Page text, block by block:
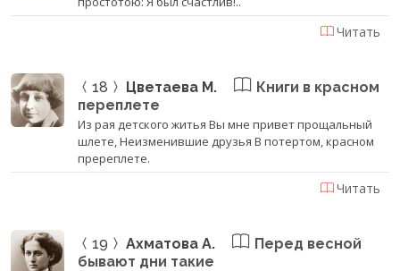
Читать
18 Цветаева М.
Книги в красном
переплете
Из рая детского житья Вы мне привет прощальный
шлете, Неизменившие друзья В потертом, красном
пререплете.
Читать
19 Ахматова А.
Перед весной
бывают дни такие